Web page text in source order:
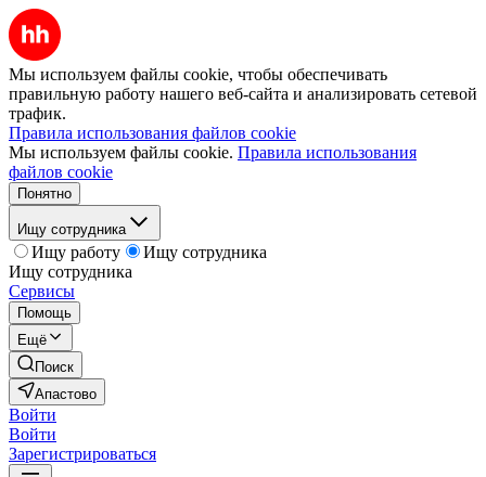
Мы используем файлы cookie, чтобы обеспечивать
правильную работу нашего веб-сайта и анализировать сетевой
трафик.
Правила использования файлов cookie
Мы используем файлы cookie. Правила использования
файлов cookie
Понятно
Ищу сотрудника
Ищу работу
Ищу сотрудника
Ищу сотрудника
Сервисы
Помощь
Ещё
Поиск
Апастово
Войти
Войти
Зарегистрироваться